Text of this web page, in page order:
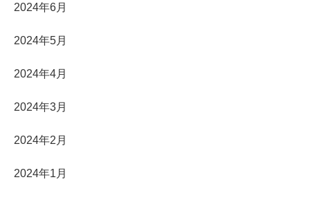
2024年6月
2024年5月
2024年4月
2024年3月
2024年2月
2024年1月